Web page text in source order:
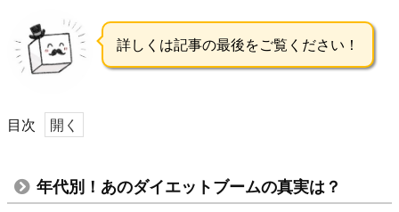
詳しくは記事の最後をご覧ください！
目次
年
代
年代別！あのダイエットブームの真実は？